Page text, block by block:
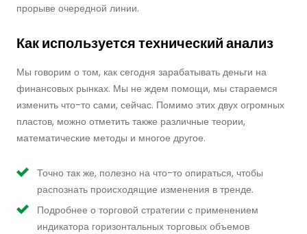
прорыве очередной линии.
Как используется технический анализ
Мы говорим о том, как сегодня зарабатывать деньги на
финансовых рынках. Мы не ждем помощи, мы стараемся
изменить что-то сами, сейчас. Помимо этих двух огромных
пластов, можно отметить также различные теории,
математические методы и многое другое.
Точно так же, полезно на что-то опираться, чтобы
распознать происходящие изменения в тренде.
Подробнее о торговой стратегии с применением
индикатора горизонтальных торговых объемов